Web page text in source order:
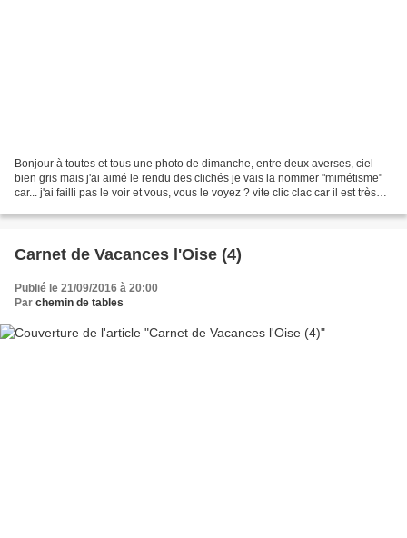
Bonjour à toutes et tous une photo de dimanche, entre deux averses, ciel
bien gris mais j'ai aimé le rendu des clichés je vais la nommer "mimétisme"
car... j'ai failli pas le voir et vous, vous le voyez ? vite clic clac car il est très
Carnet de Vacances l'Oise (4)
Publié le 21/09/2016 à 20:00
Par chemin de tables